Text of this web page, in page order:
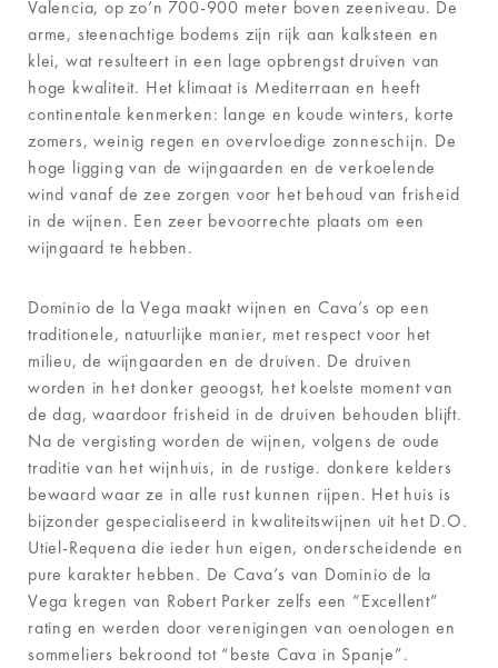
Valencia, op zo’n 700-900 meter boven zeeniveau. De
arme, steenachtige bodems zijn rijk aan kalksteen en
klei, wat resulteert in een lage opbrengst druiven van
hoge kwaliteit. Het klimaat is Mediterraan en heeft
continentale kenmerken: lange en koude winters, korte
zomers, weinig regen en overvloedige zonneschijn. De
hoge ligging van de wijngaarden en de verkoelende
wind vanaf de zee zorgen voor het behoud van frisheid
in de wijnen. Een zeer bevoorrechte plaats om een
wijngaard te hebben.
Dominio de la Vega maakt wijnen en Cava’s op een
traditionele, natuurlijke manier, met respect voor het
milieu, de wijngaarden en de druiven. De druiven
worden in het donker geoogst, het koelste moment van
de dag, waardoor frisheid in de druiven behouden blijft.
Na de vergisting worden de wijnen, volgens de oude
traditie van het wijnhuis, in de rustige. donkere kelders
bewaard waar ze in alle rust kunnen rijpen. Het huis is
bijzonder gespecialiseerd in kwaliteitswijnen uit het D.O.
Utiel-Requena die ieder hun eigen, onderscheidende en
pure karakter hebben. De Cava’s van Dominio de la
Vega kregen van Robert Parker zelfs een “Excellent”
rating en werden door verenigingen van oenologen en
sommeliers bekroond tot “beste Cava in Spanje”.